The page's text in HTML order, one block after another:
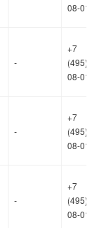
08-01
-
+7
08-01
-
+7
08-01
-
+7
08-01